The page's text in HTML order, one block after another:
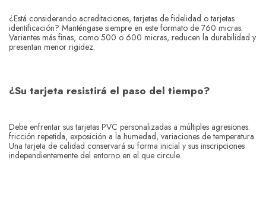
¿Está considerando acreditaciones, tarjetas de fidelidad o tarjetas
identificación? Manténgase siempre en este formato de 760 micras.
Variantes más finas, como 500 o 600 micras, reducen la durabilidad y
presentan menor rigidez.
¿Su tarjeta resistirá el paso del tiempo?
Debe enfrentar sus tarjetas PVC personalizadas a múltiples agresiones:
fricción repetida, exposición a la humedad, variaciones de temperatura.
Una tarjeta de calidad conservará su forma inicial y sus inscripciones
independientemente del entorno en el que circule.